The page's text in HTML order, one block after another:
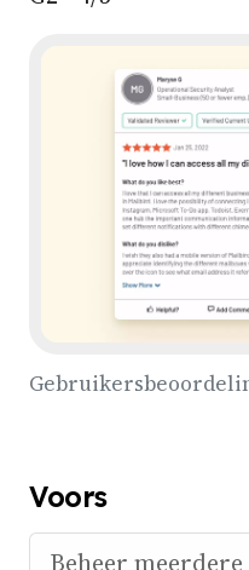
Voors
Beheer